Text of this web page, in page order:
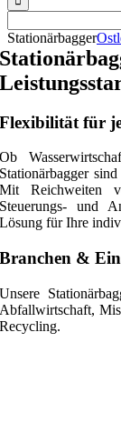
Stationärbagger
Flexibilität für
Ob
Stationärbagger
Mit Reichweiten
Steuerungs- und
Lösung für Ihre
Branchen &
Unsere
Abfallwirtschaft,
Recycling.